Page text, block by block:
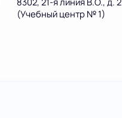
(Учебный центр № 1)